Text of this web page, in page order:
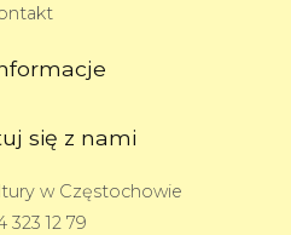
się z nami
w Częstochowie
323 12 79